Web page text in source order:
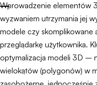
Wprowadzenie elementów
wyzwaniem utrzymania jej
modele czy skomplikowane
przeglądarkę użytkownika.
optymalizacja modeli 3D –
wielokątów (polygonów) w